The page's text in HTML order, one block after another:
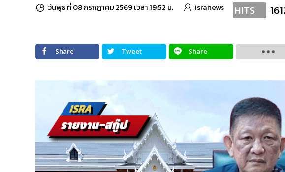
วันพุธ ที่ 08 กรกฎาคม 2569 เวลา 19:52 น. isranews HITS
Share Tweet Share